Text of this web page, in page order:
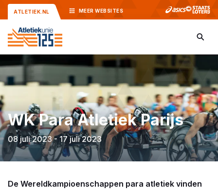
ATLETIEK.NL MEER WEBSITES
WK Para Atletiek Parijs
08 juli 2023 - 17 juli 2023
De Wereldkampioenschappen para atletiek vinden